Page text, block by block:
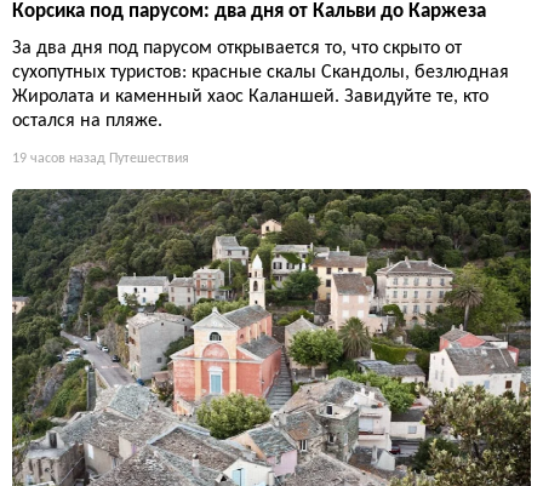
Корсика под парусом: два дня от Кальви до Каржеза
За два дня под парусом открывается то, что скрыто от
сухопутных туристов: красные скалы Скандолы, безлюдная
Жиролата и каменный хаос Каланшей. Завидуйте те, кто
остался на пляже.
19 часов назад Путешествия